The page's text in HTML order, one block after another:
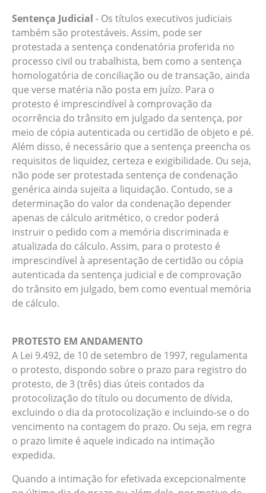
Sentença Judicial - Os títulos executivos judiciais
também são protestáveis. Assim, pode ser
protestada a sentença condenatória proferida no
processo civil ou trabalhista, bem como a sentença
homologatória de conciliação ou de transação, ainda
que verse matéria não posta em juízo. Para o
protesto é imprescindível à comprovação da
ocorrência do trânsito em julgado da sentença, por
meio de cópia autenticada ou certidão de objeto e pé.
Além disso, é necessário que a sentença preencha os
requisitos de liquidez, certeza e exigibilidade. Ou seja,
não pode ser protestada sentença de condenação
genérica ainda sujeita a liquidação. Contudo, se a
determinação do valor da condenação depender
apenas de cálculo aritmético, o credor poderá
instruir o pedido com a memória discriminada e
atualizada do cálculo. Assim, para o protesto é
imprescindível à apresentação de certidão ou cópia
autenticada da sentença judicial e de comprovação
do trânsito em julgado, bem como eventual memória
de cálculo.
PROTESTO EM ANDAMENTO
A Lei 9.492, de 10 de setembro de 1997, regulamenta
o protesto, dispondo sobre o prazo para registro do
protesto, de 3 (três) dias úteis contados da
protocolização do título ou documento de dívida,
excluindo o dia da protocolização e incluindo-se o do
vencimento na contagem do prazo. Ou seja, em regra
o prazo limite é aquele indicado na intimação
expedida.
Quando a intimação for efetivada excepcionalmente